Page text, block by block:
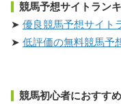
競馬予想サイトラン
優良競馬予想サイト
低評価の無料競馬予
競馬初心者におすすめ